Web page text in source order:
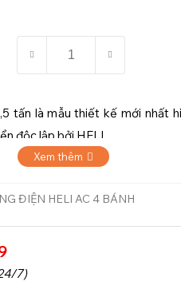
tấn là mẫu thiết kế mới nhất
độc lập bởi HELI
Xem thêm
ĐIỆN HELI AC 4 BÁNH
7)